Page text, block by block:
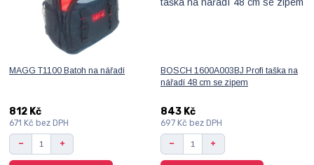
MAGG T1100 Batoh na nářadí
812 Kč
671 Kčbez DPH
BOSCH 1600A003BJ Profi taška na
nářadí 48 cm se zipem
843 Kč
697 Kč bez DPH